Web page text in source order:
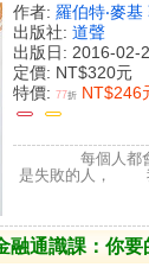
作者: 羅伯特‧麥
出版社: 道聲
出版日: 2016-02-
定價: NT$320元
特價: 77折 NT$246
每個人都
是失敗的人，
融通識課：你要